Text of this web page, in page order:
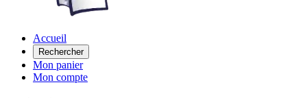
Accueil
Rechercher
Mon panier
Mon compte